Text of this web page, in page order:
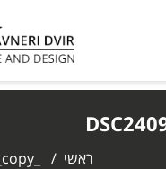
ראשי /